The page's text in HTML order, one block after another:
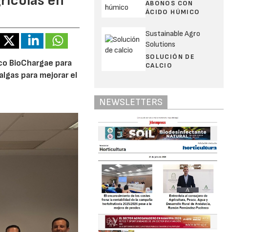
BioChargae para
para mejorar el
ABONOS CON
ÁCIDO HÚMICO
Sustainable Agro
Solutions
SOLUCIÓN DE
CALCIO
NEWSLETTERS